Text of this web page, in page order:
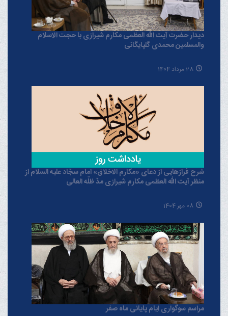
دیدار حضرت آیت الله العظمی مکارم شیرازی با حجت الاسلام
والمسلمین محمدی گلپایگانی
28 مرداد 1404
شرح فرازهایی از دعای «مکارم الاخلاق» امام سجّاد علیه السلام از
منظر آیت الله العظمی مکارم شیرازی مدّ ظلّه العالی
08 مهر 1404
مراسم سوگواری ایام پایانی ماه صفر